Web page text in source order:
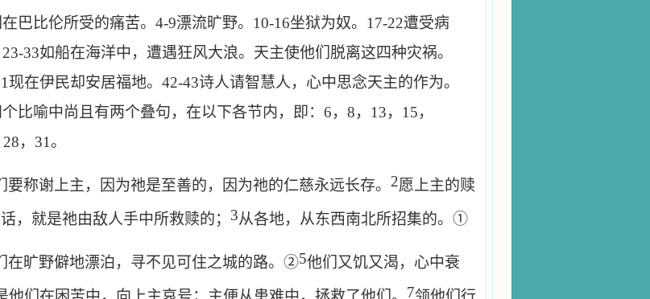
巴比伦所受的痛苦。 4-9漂流旷野。 10-16坐狱为奴。 17-22遭受病
23-33如船在海洋中，遭遇狂风大浪。天主使他们脱离这四种灾祸。
现在伊民却安居福地。 42-43诗人请智慧人，心中思念天主的作为。
比喻中尚且有两个叠句，在以下各节内，即： 6， 8， 13， 15，
28， 31 。
要称谢上主，因为祂是至善的，因为祂的仁慈永远长存。 2愿上主的赎
，就是祂由敌人手中所救赎的； 3从各地，从东西南北所招集的。①
在旷野僻地漂泊，寻不见可住之城的路。②5他们又饥又渴，心中衰
7